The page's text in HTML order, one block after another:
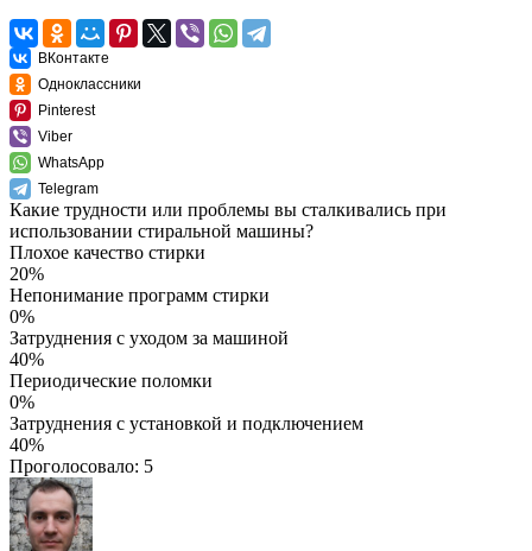
ВКонтакте
Одноклассники
Pinterest
Viber
WhatsApp
Telegram
Какие трудности или проблемы вы сталкивались при
использовании стиральной машины?
Плохое качество стирки
20%
Непонимание программ стирки
0%
Затруднения с уходом за машиной
40%
Периодические поломки
0%
Затруднения с установкой и подключением
40%
Проголосовало: 5